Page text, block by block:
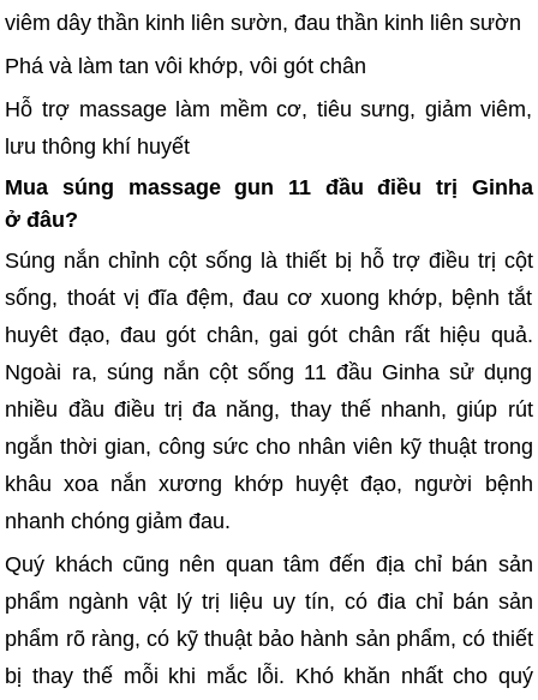
viêm dây thần kinh liên sườn, đau thần kinh liên sườn
Phá và làm tan vôi khớp, vôi gót chân
Hỗ trợ massage làm mềm cơ, tiêu sưng, giảm viêm,
lưu thông khí huyết
Mua súng massage gun 11 đầu điều trị Ginha
ở đâu?
Súng nắn chỉnh cột sống là thiết bị hỗ trợ điều trị cột
sống, thoát vị đĩa đệm, đau cơ xuong khớp, bệnh tắt
huyêt đạo, đau gót chân, gai gót chân rất hiệu quả.
Ngoài ra, súng nắn cột sống 11 đầu Ginha sử dụng
nhiều đầu điều trị đa năng, thay thế nhanh, giúp rút
ngắn thời gian, công sức cho nhân viên kỹ thuật trong
khâu xoa nắn xương khớp huyệt đạo, người bệnh
nhanh chóng giảm đau.
Quý khách cũng nên quan tâm đến địa chỉ bán sản
phẩm ngành vật lý trị liệu uy tín, có đia chỉ bán sản
phẩm rõ ràng, có kỹ thuật bảo hành sản phẩm, có thiết
bị thay thế mỗi khi mắc lỗi. Khó khăn nhất cho quý